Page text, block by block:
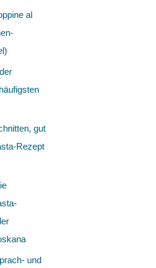
al
gut
Rezept
und